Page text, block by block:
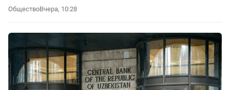
ОбществоВчера, 10:28